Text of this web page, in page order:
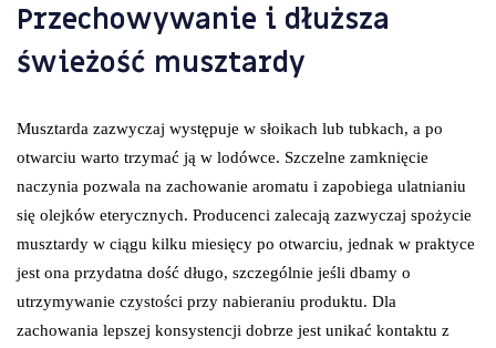
Przechowywanie i dłuższa
świeżość musztardy
Musztarda zazwyczaj występuje w słoikach lub tubkach, a po
otwarciu warto trzymać ją w lodówce. Szczelne zamknięcie
naczynia pozwala na zachowanie aromatu i zapobiega ulatnianiu
się olejków eterycznych. Producenci zalecają zazwyczaj spożycie
musztardy w ciągu kilku miesięcy po otwarciu, jednak w praktyce
jest ona przydatna dość długo, szczególnie jeśli dbamy o
utrzymywanie czystości przy nabieraniu produktu. Dla
zachowania lepszej konsystencji dobrze jest unikać kontaktu z